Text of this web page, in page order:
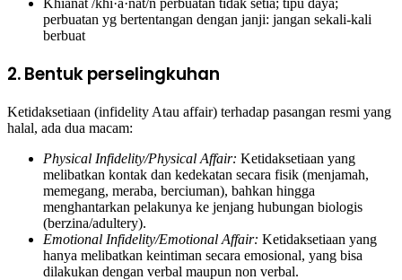
Khianat /khi·a·nat/n perbuatan tidak setia; tipu daya;
perbuatan yg bertentangan dengan janji: jangan sekali-kali
berbuat
2. Bentuk perselingkuhan
Ketidaksetiaan (infidelity Atau affair) terhadap pasangan resmi yang
halal, ada dua macam:
Physical Infidelity/Physical Affair: Ketidaksetiaan yang
melibatkan kontak dan kedekatan secara fisik (menjamah,
memegang, meraba, berciuman), bahkan hingga
menghantarkan pelakunya ke jenjang hubungan biologis
(berzina/adultery).
Emotional Infidelity/Emotional Affair: Ketidaksetiaan yang
hanya melibatkan keintiman secara emosional, yang bisa
dilakukan dengan verbal maupun non verbal.